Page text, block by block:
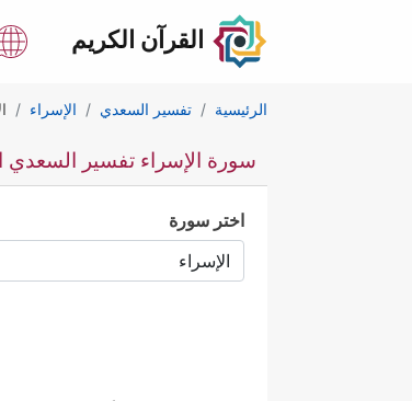
القرآن الكريم
الرئيسية تفسير السعدي الإسراء
سورة الإسراء تفسير السعدي
اختر سورة